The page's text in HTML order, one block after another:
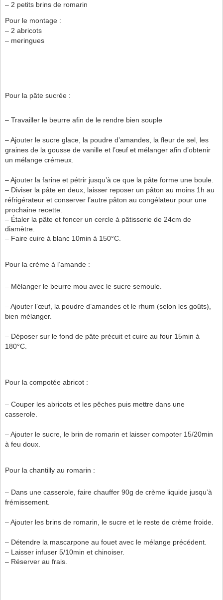
– 2 petits brins de romarin
Pour le montage :
– 2 abricots
– meringues
Pour la pâte sucrée :
– Travailler le beurre afin de le rendre bien souple
– Ajouter le sucre glace, la poudre d’amandes, la fleur de sel, les
graines de la gousse de vanille et l’œuf et mélanger afin d’obtenir
un mélange crémeux.
– Ajouter la farine et pétrir jusqu’à ce que la pâte forme une boule.
– Diviser la pâte en deux, laisser reposer un pâton au moins 1h au
réfrigérateur et conserver l’autre pâton au congélateur pour une
prochaine recette.
– Étaler la pâte et foncer un cercle à pâtisserie de 24cm de
diamètre.
– Faire cuire à blanc 10min à 150°C.
Pour la crème à l’amande :
– Mélanger le beurre mou avec le sucre semoule.
– Ajouter l’œuf, la poudre d’amandes et le rhum (selon les goûts),
bien mélanger.
– Déposer sur le fond de pâte précuit et cuire au four 15min à
180°C.
Pour la compotée abricot :
– Couper les abricots et les pêches puis mettre dans une
casserole.
– Ajouter le sucre, le brin de romarin et laisser compoter 15/20min
à feu doux.
Pour la chantilly au romarin :
– Dans une casserole, faire chauffer 90g de crème liquide jusqu’à
frémissement.
– Ajouter les brins de romarin, le sucre et le reste de crème froide.
– Détendre la mascarpone au fouet avec le mélange précédent.
– Laisser infuser 5/10min et chinoiser.
– Réserver au frais.